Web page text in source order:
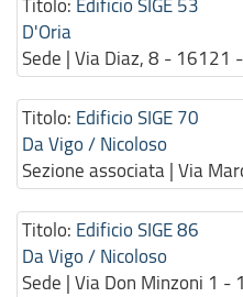
Titolo: Edificio SIGE 53
D'Oria
Sede | Via Diaz, 8 - 16121
Titolo: Edificio SIGE 70
Da Vigo / Nicoloso
Sezione associata | Via
Titolo: Edificio SIGE 86
Da Vigo / Nicoloso
Sede | Via Don Minzoni 1 -